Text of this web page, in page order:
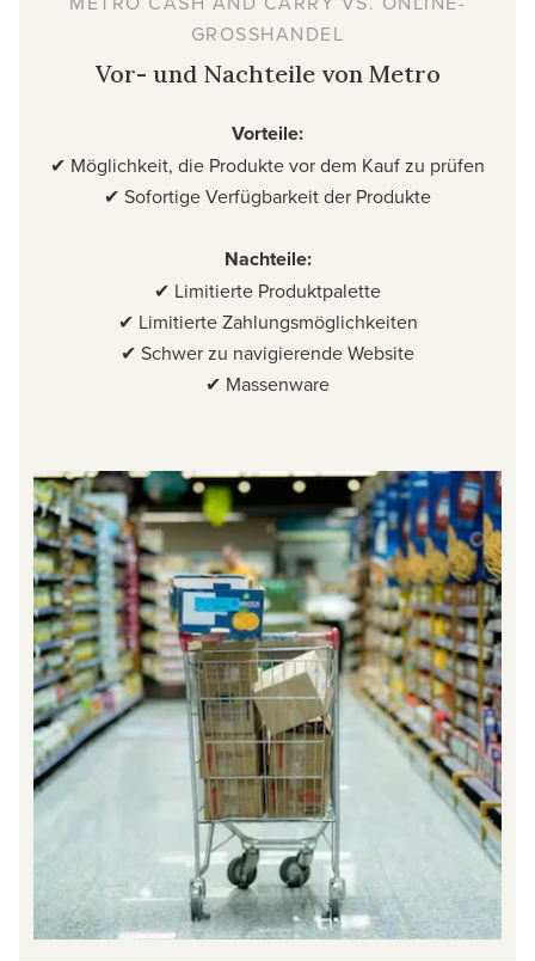
GROSSHANDEL
Vor- und Nachteile von Metro
Vorteile:
✔ Möglichkeit, die Produkte vor dem Kauf zu prüfen
✔ Sofortige Verfügbarkeit der Produkte
Nachteile:
✔ Limitierte Produktpalette
✔ Limitierte Zahlungsmöglichkeiten
✔ Schwer zu navigierende Website
✔ Massenware